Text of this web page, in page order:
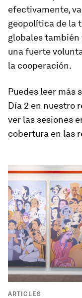
efectivamente,
geopolítica de la
globales también
una fuerte
la cooperación.
Puedes leer más
Día 2 en nuestro
ver las sesiones
cobertura en las
ARTICLES